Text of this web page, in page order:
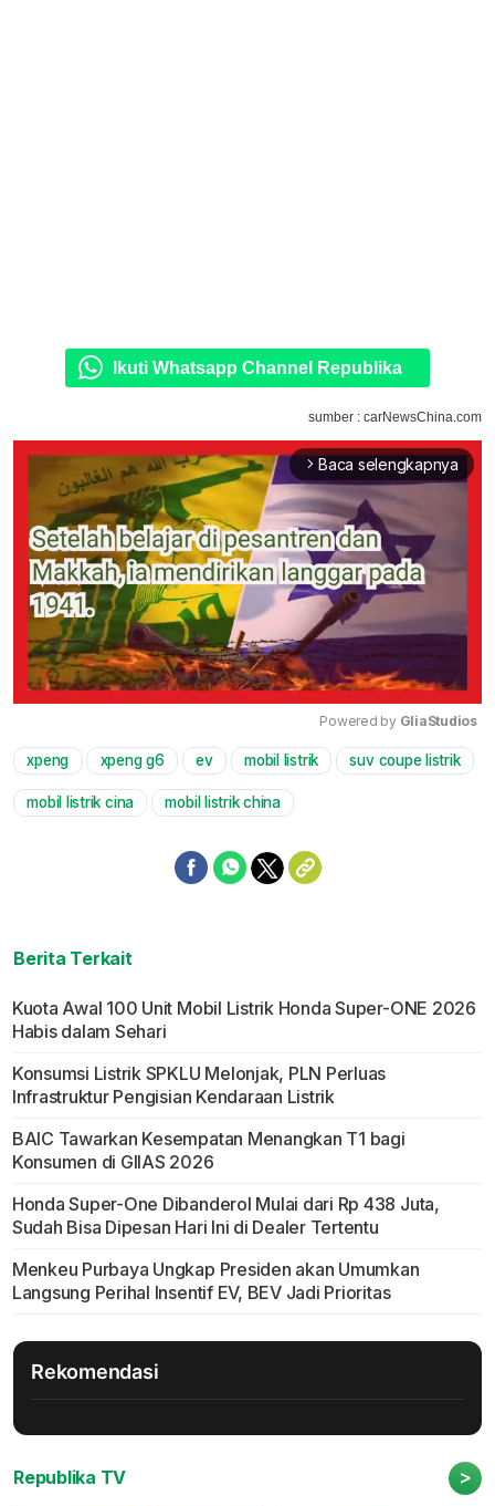
Ikuti Whatsapp Channel Republika
sumber : carNewsChina.com
arrow_forward_ios Baca selengkapnya
Mute
Powered by GliaStudios
xpeng xpeng g6 ev mobil listrik suv coupe listrik
mobil listrik cina mobil listrik china
Berita Terkait
Kuota Awal 100 Unit Mobil Listrik Honda Super-ONE 2026
Habis dalam Sehari
Konsumsi Listrik SPKLU Melonjak, PLN Perluas
Infrastruktur Pengisian Kendaraan Listrik
BAIC Tawarkan Kesempatan Menangkan T1 bagi
Konsumen di GIIAS 2026
Honda Super-One Dibanderol Mulai dari Rp 438 Juta,
Sudah Bisa Dipesan Hari Ini di Dealer Tertentu
Menkeu Purbaya Ungkap Presiden akan Umumkan
Langsung Perihal Insentif EV, BEV Jadi Prioritas
Rekomendasi
Republika TV >